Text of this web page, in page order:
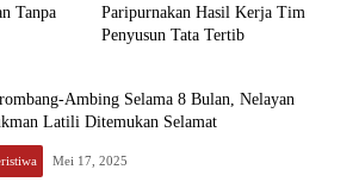
Tanpa
Paripurnakan Hasil Kerja Tim
Penyusun Tata Tertib
Ambing Selama 8 Bulan, Nelayan
Latili Ditemukan Selamat
Mei 17, 2025